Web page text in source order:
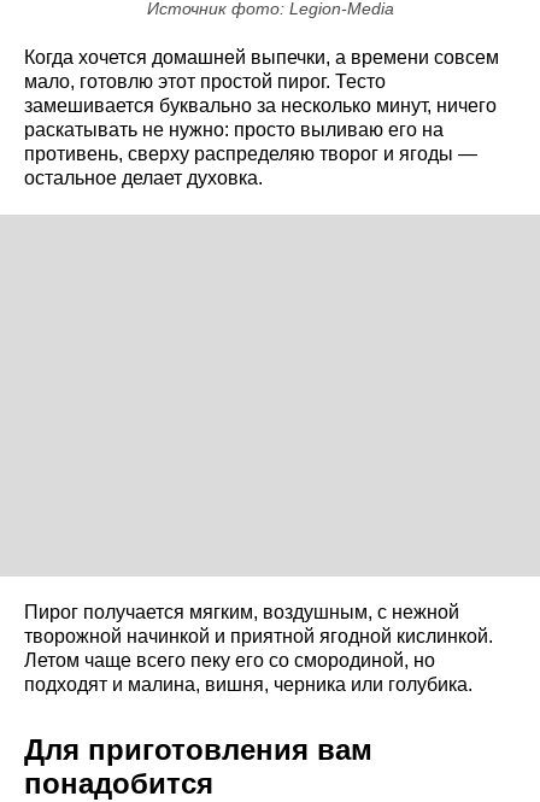
Источник фото: Legion-Media
Когда хочется домашней выпечки, а времени совсем
мало, готовлю этот простой пирог. Тесто
замешивается буквально за несколько минут, ничего
раскатывать не нужно: просто выливаю его на
противень, сверху распределяю творог и ягоды —
остальное делает духовка.
Пирог получается мягким, воздушным, с нежной
творожной начинкой и приятной ягодной кислинкой.
Летом чаще всего пеку его со смородиной, но
подходят и малина, вишня, черника или голубика.
Для приготовления вам
понадобится